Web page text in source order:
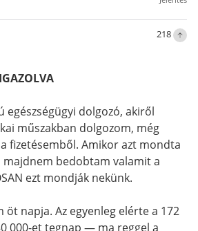
218
egészségügyi dolgozó, akiről
műszakban dolgozom, még
fizetésemből. Amikor azt mondta
majdnem bedobtam valamit a
ezt mondják nekünk.
öt napja. Az egyenleg elérte a 172
000-et tegnap — ma reggel a